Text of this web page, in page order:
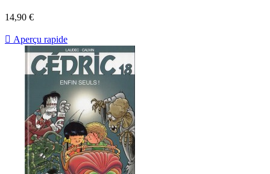
Prix
14,90 €
 Aperçu rapide